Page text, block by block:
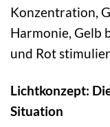
Konzentration,
Harmonie, Gelb
und Rot
Lichtkonzept:
Situation